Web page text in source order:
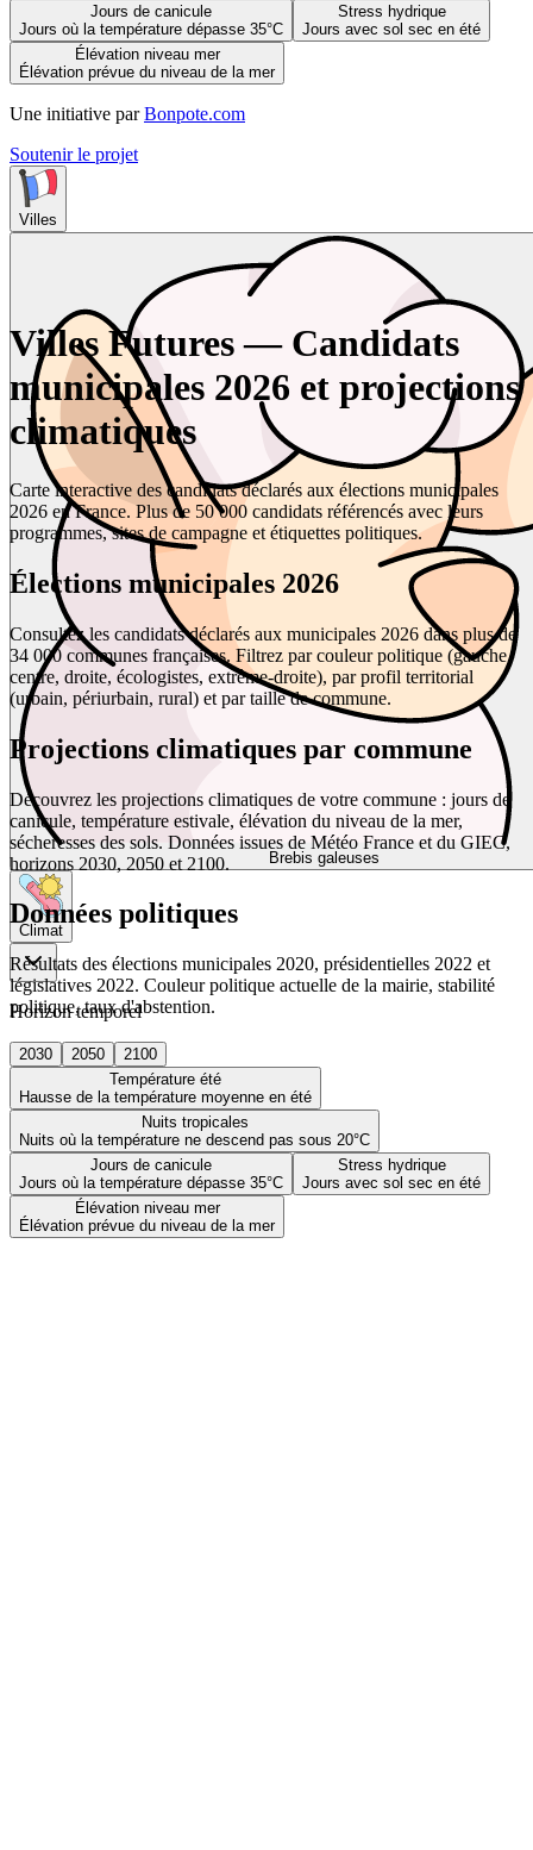
Jours de canicule
Jours où la température dépasse 35°C
Stress hydrique
Jours avec sol sec en été
Élévation niveau mer
Élévation prévue du niveau de la mer
Une initiative par Bonpote.com
Soutenir le projet
Villes
Brebis galeuses
Climat
Horizon temporel
2030 2050
2100
Température été
Hausse de la température moyenne en été
Nuits tropicales
Nuits où la température ne descend pas sous 20°C
Jours de canicule
Jours où la température dépasse 35°C
Stress hydrique
Jours avec sol sec en été
Élévation niveau mer
Élévation prévue du niveau de la mer
Villes Futures — Candidats
municipales 2026 et projections
climatiques
Carte interactive des candidats déclarés aux élections municipales
2026 en France. Plus de 50 000 candidats référencés avec leurs
programmes, sites de campagne et étiquettes politiques.
Élections municipales 2026
Consultez les candidats déclarés aux municipales 2026 dans plus de
34 000 communes françaises. Filtrez par couleur politique (gauche,
centre, droite, écologistes, extrême-droite), par profil territorial
(urbain, périurbain, rural) et par taille de commune.
Projections climatiques par commune
Découvrez les projections climatiques de votre commune : jours de
canicule, température estivale, élévation du niveau de la mer,
sécheresses des sols. Données issues de Météo France et du GIEC,
horizons 2030, 2050 et 2100.
Données politiques
Résultats des élections municipales 2020, présidentielles 2022 et
législatives 2022. Couleur politique actuelle de la mairie, stabilité
politique, taux d'abstention.